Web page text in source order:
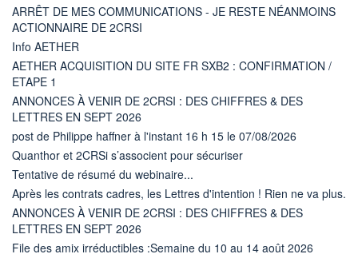
ARRÊT DE MES COMMUNICATIONS - JE RESTE NÉANMOINS
ACTIONNAIRE DE 2CRSI
Info AETHER
AETHER ACQUISITION DU SITE FR SXB2 : CONFIRMATION /
ETAPE 1
ANNONCES À VENIR DE 2CRSI : DES CHIFFRES & DES
LETTRES EN SEPT 2026
post de Philippe haffner à l'instant 16 h 15 le 07/08/2026
Quanthor et 2CRSi s’associent pour sécuriser
Tentative de résumé du webinaire...
Après les contrats cadres, les Lettres d'intention ! Rien ne va plus.
ANNONCES À VENIR DE 2CRSI : DES CHIFFRES & DES
LETTRES EN SEPT 2026
File des amix irréductibles :Semaine du 10 au 14 août 2026